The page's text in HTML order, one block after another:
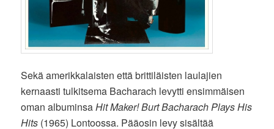
Sekä amerikkalaisten että brittiläisten laulajien
kernaasti tulkitsema Bacharach levytti ensimmäisen
oman albuminsaHit Maker! Burt Bacharach Plays His
Hits (1965) Lontoossa. Pääosin levy sisältää